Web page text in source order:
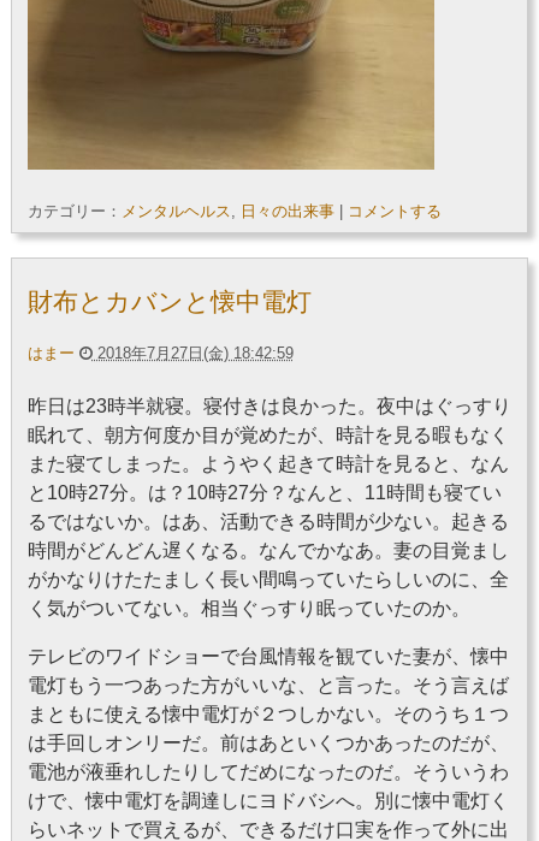
カテゴリー： メンタルヘルス, 日々の出来事 コメントする
財布とカバンと懐中電灯
はまー 2018年7月27日(金) 18:42:59
昨日は23時半就寝。寝付きは良かった。夜中はぐっすり
眠れて、朝方何度か目が覚めたが、時計を見る暇もなく
また寝てしまった。ようやく起きて時計を見ると、なん
と10時27分。は？10時27分？なんと、11時間も寝てい
るではないか。はあ、活動できる時間が少ない。起きる
時間がどんどん遅くなる。なんでかなあ。妻の目覚まし
がかなりけたたましく長い間鳴っていたらしいのに、全
く気がついてない。相当ぐっすり眠っていたのか。
テレビのワイドショーで台風情報を観ていた妻が、懐中
電灯もう一つあった方がいいな、と言った。そう言えば
まともに使える懐中電灯が２つしかない。そのうち１つ
は手回しオンリーだ。前はあといくつかあったのだが、
電池が液垂れしたりしてだめになったのだ。そういうわ
けで、懐中電灯を調達しにヨドバシへ。別に懐中電灯く
らいネットで買えるが、できるだけ口実を作って外に出